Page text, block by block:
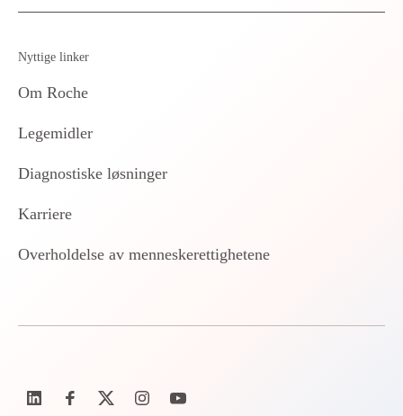
Nyttige linker
Om Roche
Legemidler
Diagnostiske løsninger
Karriere
Overholdelse av menneskerettighetene